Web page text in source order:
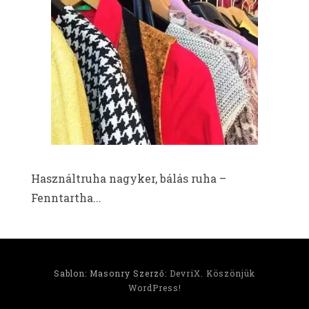
Használtruha nagyker, bálás ruha –
Fenntartha...
Sablon: Masonry Szerző: DevriX
Köszönjük
WordPress!